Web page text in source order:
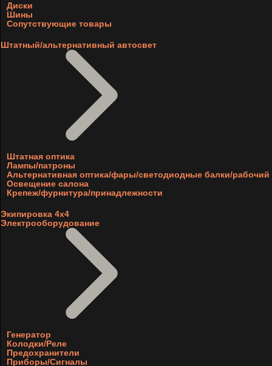
Диски
Шины
Сопутствующие товары
Штатный/альтернативный автосвет
Штатная оптика
Лампы/патроны
Альтернативная оптика/фары/светодиодные балки/рабочий
Освещение салона
Крепеж/фурнитура/принадлежности
Экипировка 4х4
Электрооборудование
Генератор
Колодки/Реле
Предохранители
Приборы/Сигналы